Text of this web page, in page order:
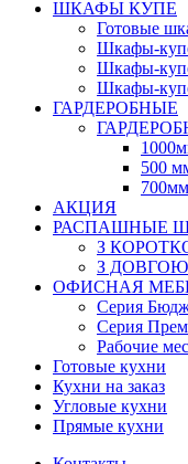
ШКАФЫ КУПЕ
Готовые
Шкафы-
Шкафы-
Шкафы-
ГАРДЕРОБНЫЕ
500
700мм
АКЦИЯ
РАСПАШНЫЕ
З
З
ОФИСНАЯ
Серия
Серия
Рабочие
Готовые кухни
Кухни на заказ
Угловые кухни
Прямые кухни